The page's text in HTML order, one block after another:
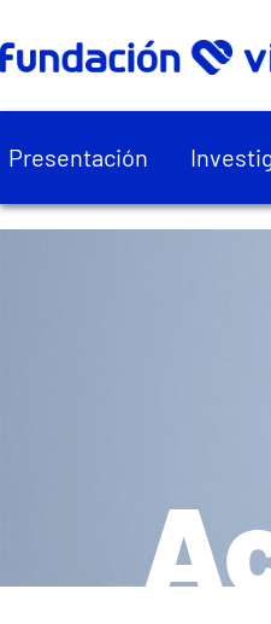
Presentación